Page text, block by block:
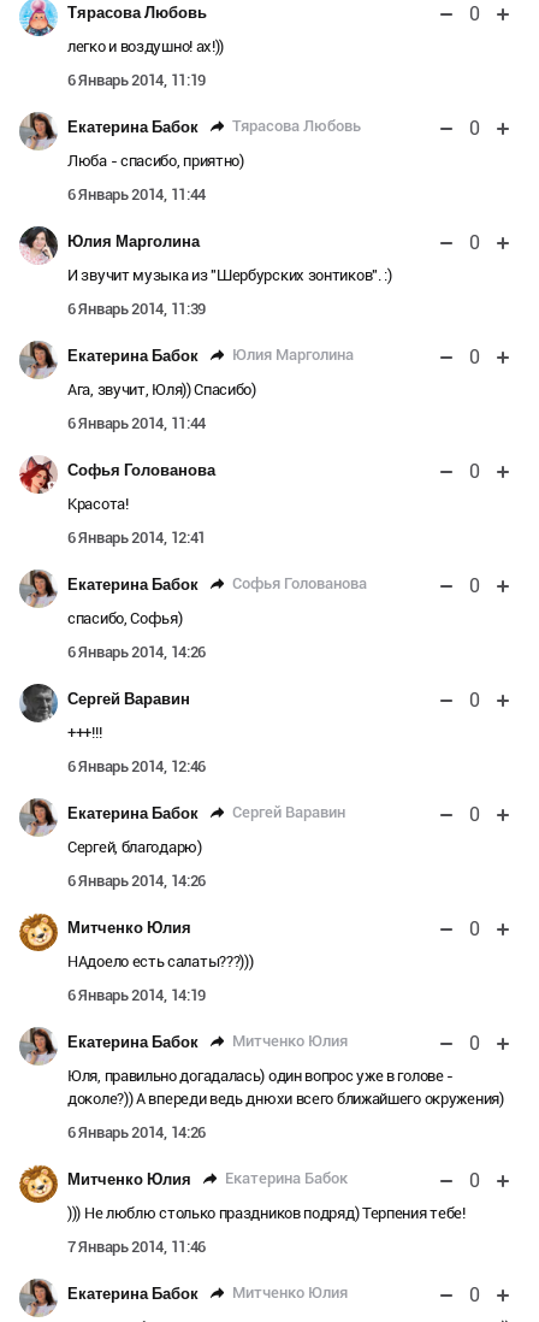
Тярасова Любовь 0
легко и воздушно! ах!))
6 Январь 2014, 11:19
Екатерина Бабок Тярасова Любовь 0
Люба - спасибо, приятно)
6 Январь 2014, 11:44
Юлия Марголина 0
И звучит музыка из "Шербурских зонтиков". :)
6 Январь 2014, 11:39
Екатерина Бабок Юлия Марголина 0
Ага, звучит, Юля)) Спасибо)
6 Январь 2014, 11:44
Софья Голованова 0
Красота!
6 Январь 2014, 12:41
Екатерина Бабок Софья Голованова 0
спасибо, Софья)
6 Январь 2014, 14:26
Сергей Варавин 0
+++!!!
6 Январь 2014, 12:46
Екатерина Бабок Сергей Варавин 0
Сергей, благодарю)
6 Январь 2014, 14:26
Митченко Юлия 0
НАдоело есть салаты???)))
6 Январь 2014, 14:19
Екатерина Бабок Митченко Юлия 0
Юля, правильно догадалась) один вопрос уже в голове -
доколе?)) А впереди ведь днюхи всего ближайшего окружения)
6 Январь 2014, 14:26
Митченко Юлия Екатерина Бабок 0
))) Не люблю столько праздников подряд) Терпения тебе!
7 Январь 2014, 11:46
Екатерина Бабок Митченко Юлия 0